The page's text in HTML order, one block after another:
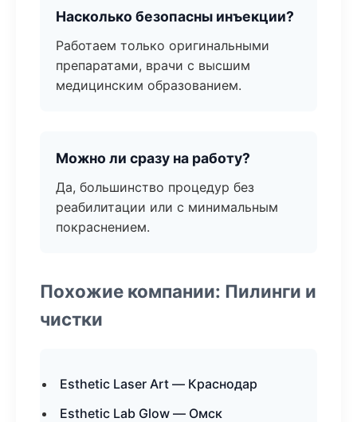
Насколько безопасны инъекции?
Работаем только оригинальными
препаратами, врачи с высшим
медицинским образованием.
Можно ли сразу на работу?
Да, большинство процедур без
реабилитации или с минимальным
покраснением.
Похожие компании: Пилинги и
чистки
Esthetic Laser Art — Краснодар
Esthetic Lab Glow — Омск